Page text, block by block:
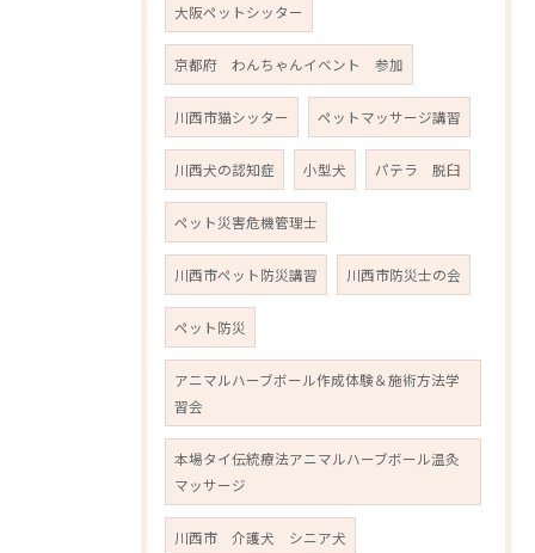
大阪ペットシッター
京都府 わんちゃんイベント 参加
川西市猫シッター ペットマッサージ講習
川西犬の認知症 小型犬 パテラ 脱臼
ペット災害危機管理士
川西市ペット防災講習 川西市防災士の会
ペット防災
アニマルハーブボール作成体験＆施術方法学
習会
本場タイ伝統療法アニマルハーブボール温灸
マッサージ
川西市 介護犬 シニア犬